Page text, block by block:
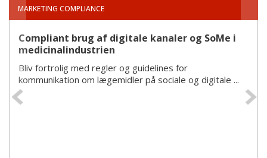
MARKETING COMPLIANCE
Compliant brug af digitale kanaler og SoMe i
medicinalindustrien
Bliv fortrolig med regler og guidelines for
kommunikation om lægemidler på sociale og digitale ...